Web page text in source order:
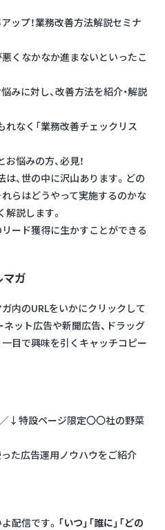
ップ！業務改善方法解説セミナ
くなかなか進まないといったこ
みに対し、改善方法を紹介・解説
なく「業務改善チェックリス
お悩みの方、必見！
、世の中に沢山あります。どの
らはどうやって実施するのかな
説します。
ード獲得に生かすことができる
マガ
内のURLをいかにクリックして
ット広告や新聞広告、ドラッグ
目で興味を引くキャッチコピー
／↓特設ページ限定〇〇社の野菜
った広告運用ノウハウをご紹介
配信です。 「いつ」「誰に」「どの